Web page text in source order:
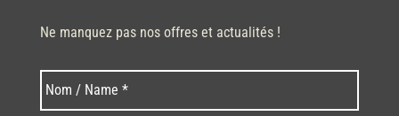
Ne manquez pas nos offres et actualités !
Nom * Nom